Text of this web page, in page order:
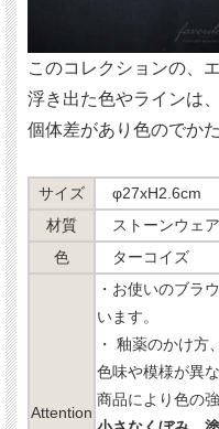
このコレクションの、
浮き出た色やラインは
個体差があり色のでか
サイズ
φ27xH2.6cm
材質
ストーンウェア
色
ターコイズ
Attention
・お使いのブラ
います。
・ 釉薬のかけ方
色味や模様が異な
商品により色の